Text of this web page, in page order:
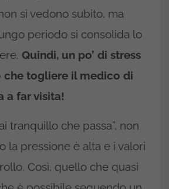
si vedono subito, ma
periodo si consolida lo
Quindi, un po’ di stress
che togliere il medico di
a far visita!
tranquillo che passa”, non
la pressione è alta e i valori
Così, quello che quasi